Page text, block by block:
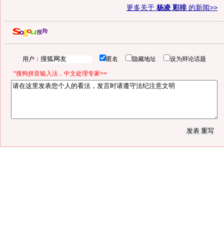
更多关于 杨凌 彩排的新闻>>
用户： 匿名 隐藏地址 设为辩论话题
*搜狗拼音输入法，中文处理专家>>